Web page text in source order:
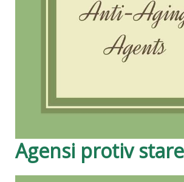
Agensi protiv